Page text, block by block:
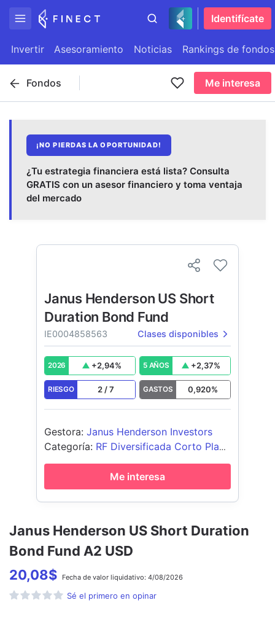
Identifícate
Invertir Asesoramiento Noticias Rankings de fondos
Fondos Me interesa
¡NO PIERDAS LA OPORTUNIDAD!
¿Tu estrategia financiera está lista? Consulta
GRATIS con un asesor financiero y toma ventaja
del mercado
Janus Henderson US Short Duration
Bond Fund A2 USD
20,08$ Fecha de valor liquidativo: 4/08/2026
Sé el primero en opinar
Janus Henderson US Short
Duration Bond Fund
IE0004858563 Clases disponibles
2026 +2,94% 5 AÑOS +2,37%
RIESGO 2 /7 GASTOS 0,920%
Gestora: Janus Henderson Investors
Categoría: RF Diversificada Corto Plazo
USD
Me interesa